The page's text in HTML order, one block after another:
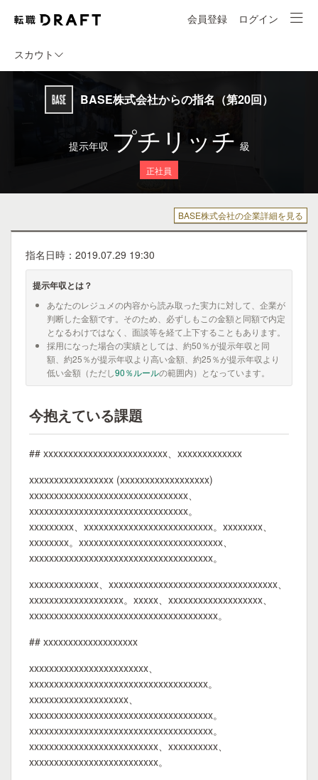
会員登録 ログイン
スカウト
BASE株式会社からの指名（第20回）
提示年収 プチリッチ 級
正社員
BASE株式会社の企業詳細を見る
指名日時：2019.07.29 19:30
提示年収とは？
あなたのレジュメの内容から読み取った実力に対して、企業が
判断した金額です。そのため、必ずしもこの金額と同額で内定
となるわけではなく、面談等を経て上下することもあります。
採用になった場合の実績としては、約50％が提示年収と同
額、約25％が提示年収より高い金額、約25％が提示年収より
低い金額（ただし90％ルールの範囲内）となっています。
今抱えている課題
## xxxxxxxxxxxxxxxxxxxxxxxxx、xxxxxxxxxxxxx
xxxxxxxxxxxxxxxxx (xxxxxxxxxxxxxxxxxx)
xxxxxxxxxxxxxxxxxxxxxxxxxxxxxxxx、
xxxxxxxxxxxxxxxxxxxxxxxxxxxxxxxx。
xxxxxxxxx、xxxxxxxxxxxxxxxxxxxxxxxxxx。xxxxxxxx、
xxxxxxxx。xxxxxxxxxxxxxxxxxxxxxxxxxxxxx、
xxxxxxxxxxxxxxxxxxxxxxxxxxxxxxxxxxxxx。
xxxxxxxxxxxxxx、xxxxxxxxxxxxxxxxxxxxxxxxxxxxxxxxxx、
xxxxxxxxxxxxxxxxxxx。xxxxx、xxxxxxxxxxxxxxxxxxx、
xxxxxxxxxxxxxxxxxxxxxxxxxxxxxxxxxxxxxx。
## xxxxxxxxxxxxxxxxxxx
xxxxxxxxxxxxxxxxxxxxxxxx、
xxxxxxxxxxxxxxxxxxxxxxxxxxxxxxxxxxxx。
xxxxxxxxxxxxxxxxxxxx、
xxxxxxxxxxxxxxxxxxxxxxxxxxxxxxxxxxxxx。
xxxxxxxxxxxxxxxxxxxxxxxxxxxxxxxxxxxxx。
xxxxxxxxxxxxxxxxxxxxxxxxxx、xxxxxxxxxx、
xxxxxxxxxxxxxxxxxxxxxxxxxx。